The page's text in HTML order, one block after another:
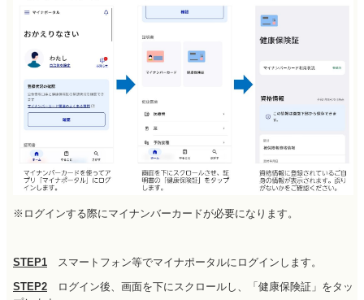
※ログインする際にマイナンバーカードが必要になります。
STEP1
スマートフォン等でマイナポータルにログインします。
STEP2 ログイン後、画面を下にスクロールし、「健康保険証」をタッ